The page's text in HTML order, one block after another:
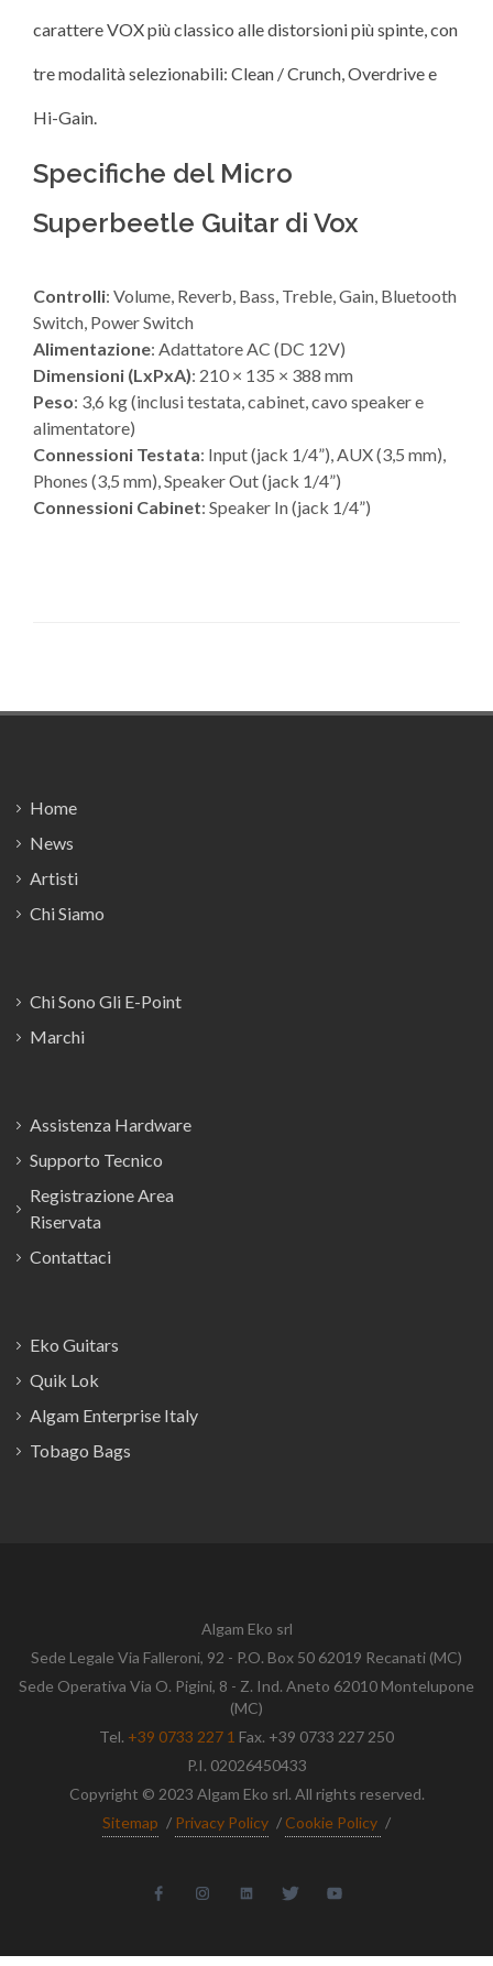
carattere VOX più classico alle distorsioni più spinte, con
tre modalità selezionabili: Clean / Crunch, Overdrive e
Hi-Gain.
Specifiche del Micro
Superbeetle Guitar di Vox
Controlli: Volume, Reverb, Bass, Treble, Gain, Bluetooth
Switch, Power Switch
Alimentazione: Adattatore AC (DC 12V)
Dimensioni (LxPxA): 210 × 135 × 388 mm
Peso: 3,6 kg (inclusi testata, cabinet, cavo speaker e
alimentatore)
Connessioni Testata: Input (jack 1/4”), AUX (3,5 mm),
Phones (3,5 mm), Speaker Out (jack 1/4”)
Connessioni Cabinet: Speaker In (jack 1/4”)
Home
News
Artisti
Chi Siamo
Chi Sono Gli E-Point
Marchi
Assistenza Hardware
Supporto Tecnico
Registrazione Area
Riservata
Contattaci
Eko Guitars
Quik Lok
Algam Enterprise Italy
Tobago Bags
Algam Eko srl
Sede Legale Via Falleroni, 92 - P.O. Box 50 62019 Recanati (MC)
Sede Operativa Via O. Pigini, 8 - Z. Ind. Aneto 62010 Montelupone
(MC)
Tel. +39 0733 227 1 Fax. +39 0733 227 250
P.I. 02026450433
Copyright © 2023 Algam Eko srl. All rights reserved.
Sitemap / Privacy Policy / Cookie Policy /